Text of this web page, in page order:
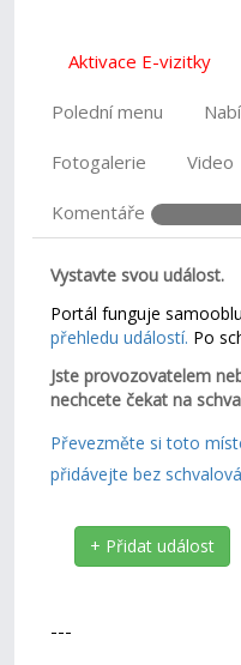
Aktivace E-vizitky
Polední menu
Fotogalerie Video
Komentáře
Vystavte svou událost.
Portál funguje
přehledu událostí. Po
Jste provozovatelem
nechcete čekat na
Převezměte si toto
přidávejte bez
+ Přidat událost
---